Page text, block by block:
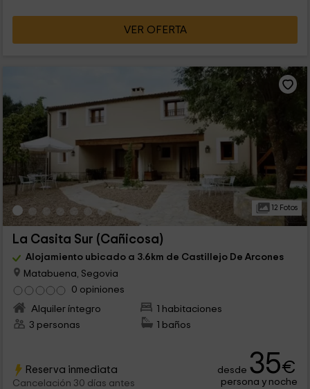
VER OFERTA
12 Fotos
La Casita Sur (Cañicosa)
Alojamiento ubicado a 3.6km de Castillejo De Arcones
Matabuena, Segovia
0 opiniones
Alquiler íntegro
1 habitaciones
3 personas
1 baños
Reserva inmediata
Cancelación 30 días antes
desde 35€
persona y noche